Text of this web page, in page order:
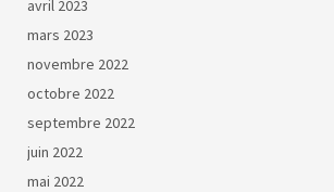
avril 2023
mars 2023
novembre 2022
octobre 2022
septembre 2022
juin 2022
mai 2022